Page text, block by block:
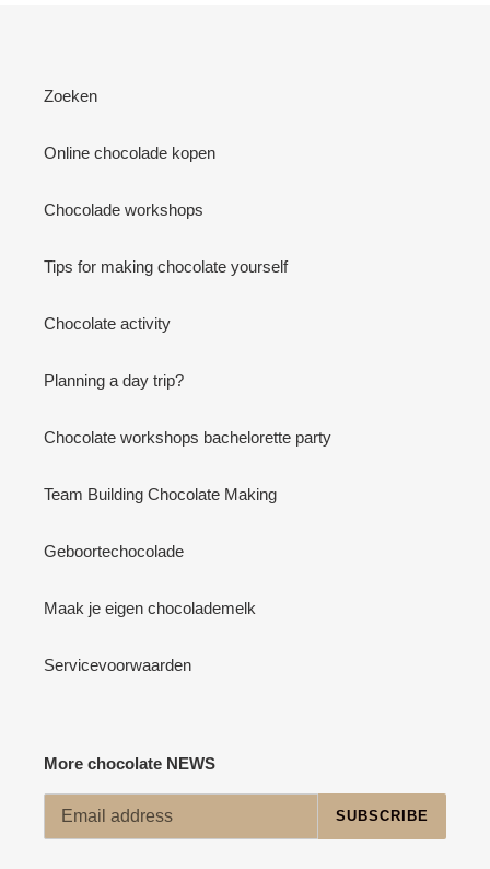
Zoeken
Online chocolade kopen
Chocolade workshops
Tips for making chocolate yourself
Chocolate activity
Planning a day trip?
Chocolate workshops bachelorette party
Team Building Chocolate Making
Geboortechocolade
Maak je eigen chocolademelk
Servicevoorwaarden
More chocolate NEWS
SUBSCRIBE